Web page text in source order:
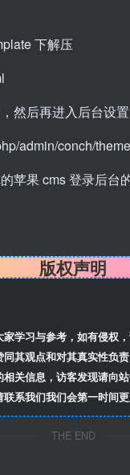
下解压
然后再进入后台设置
admin/conch/theme
苹果 cms 登录后台
版权声明
学习与参考，如有侵权
其观点和对其真实性负责
关信息，访客发现请向
系我们我们会第一时间更
THE END